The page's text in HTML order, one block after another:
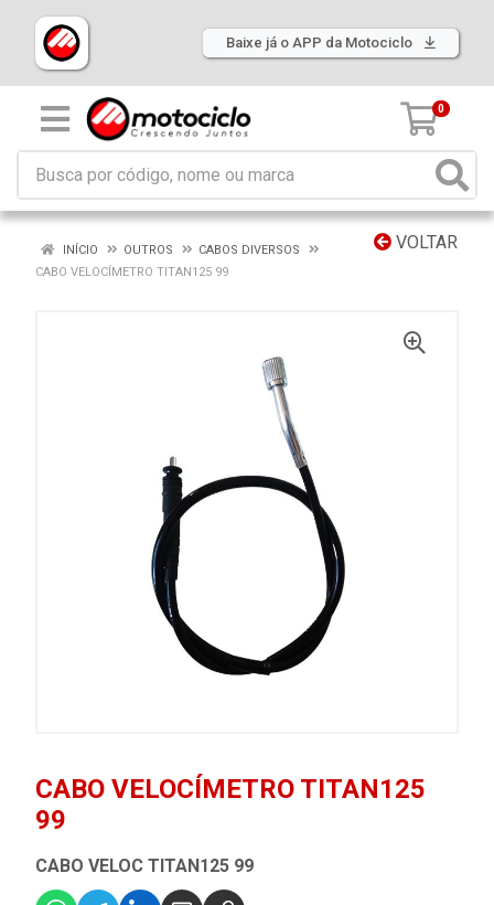
Baixe já o APP da Motociclo
0
VOLTAR
INÍCIO OUTROS
CABOS DIVERSOS
CABO VELOCÍMETRO TITAN125 99
CABO VELOCÍMETRO TITAN125
99
CABO VELOC TITAN125 99